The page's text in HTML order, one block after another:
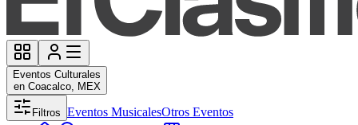
Eventos Culturales
en Coacalco, MEX
Filtros Eventos MusicalesOtros Eventos